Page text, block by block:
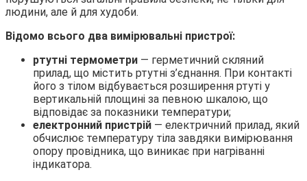
людини, але й для худоби.
Відомо всього два вимірювальні пристрої:
ртутні термометри — герметичний скляний
прилад, що містить ртутні з’єднання. При контакті
його з тілом відбувається розширення ртуті у
вертикальній площині за певною шкалою, що
відповідає за показники температури;
електронний пристрій — електричний прилад, який
обчислює температуру тіла завдяки вимірювання
опору провідника, що виникає при нагріванні
індикатора.